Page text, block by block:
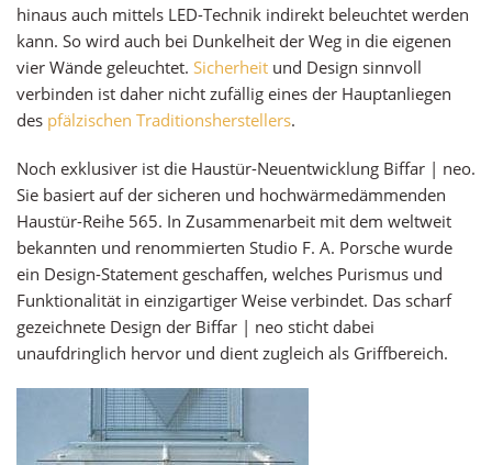
hinaus auch mittels LED-Technik indirekt beleuchtet werden
kann. So wird auch bei Dunkelheit der Weg in die eigenen
vier Wände geleuchtet. Sicherheit und Design sinnvoll
verbinden ist daher nicht zufällig eines der Hauptanliegen
des pfälzischen Traditionsherstellers.
Noch exklusiver ist die Haustür-Neuentwicklung Biffar | neo.
Sie basiert auf der sicheren und hochwärmedämmenden
Haustür-Reihe 565. In Zusammenarbeit mit dem weltweit
bekannten und renommierten Studio F. A. Porsche wurde
ein Design-Statement geschaffen, welches Purismus und
Funktionalität in einzigartiger Weise verbindet. Das scharf
gezeichnete Design der Biffar | neo sticht dabei
unaufdringlich hervor und dient zugleich als Griffbereich.